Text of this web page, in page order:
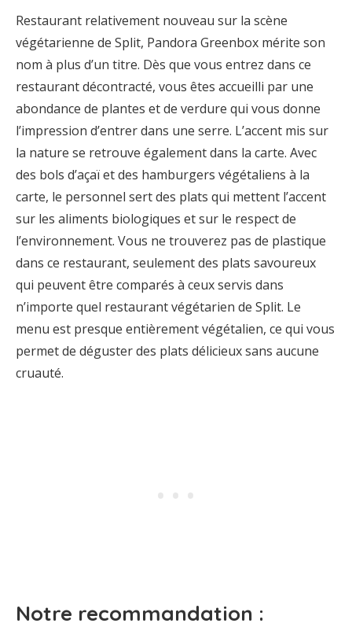
Restaurant relativement nouveau sur la scène
végétarienne de Split, Pandora Greenbox mérite son
nom à plus d’un titre. Dès que vous entrez dans ce
restaurant décontracté, vous êtes accueilli par une
abondance de plantes et de verdure qui vous donne
l’impression d’entrer dans une serre. L’accent mis sur
la nature se retrouve également dans la carte. Avec
des bols d’açaï et des hamburgers végétaliens à la
carte, le personnel sert des plats qui mettent l’accent
sur les aliments biologiques et sur le respect de
l’environnement. Vous ne trouverez pas de plastique
dans ce restaurant, seulement des plats savoureux
qui peuvent être comparés à ceux servis dans
n’importe quel restaurant végétarien de Split. Le
menu est presque entièrement végétalien, ce qui vous
permet de déguster des plats délicieux sans aucune
cruauté.
Notre recommandation :